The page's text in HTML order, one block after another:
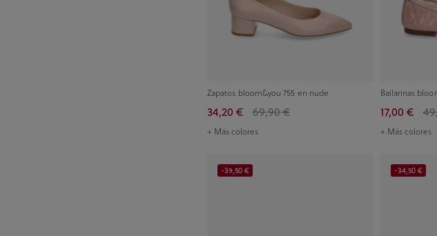
Zapatos bloom&you 755 en nude
34,20 € 69,90 €
+ Más colores
Bailarinas
17,00 €
+ Más colores
-39,50 € -34,50 €